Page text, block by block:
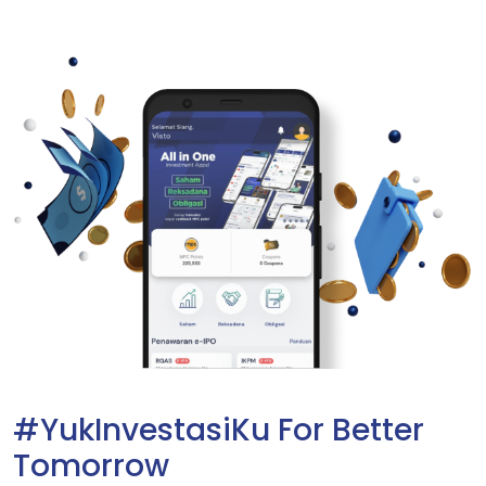
#YukInvestasiKu For Better
Tomorrow